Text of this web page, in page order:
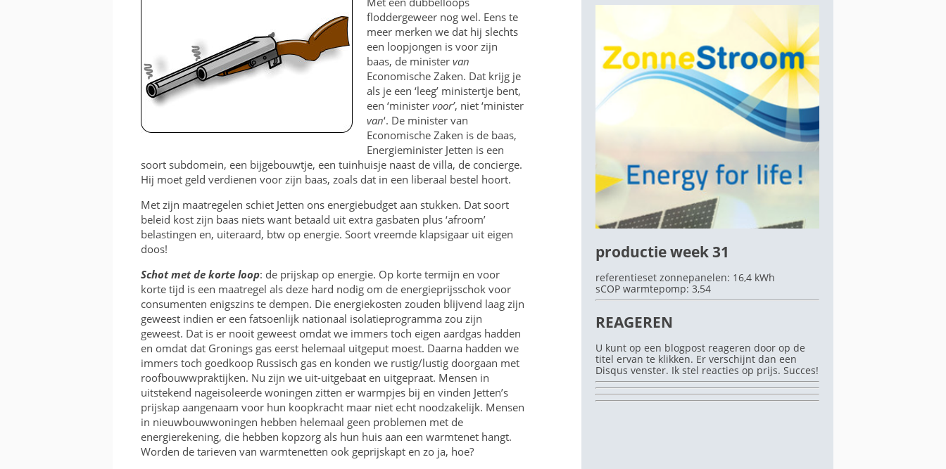
FRAME OF BAK
RICHTING EN INVALSHOEK
VERGUNNING
floddergeweer nog wel. Eens te
meer merken we dat hij slechts
een loopjongen is voor zijn
baas, de minister van
Economische Zaken. Dat krijg je
als je een ‘leeg’ ministertje bent,
een ‘minister voor’, niet ‘minister
van‘. De minister van
Economische Zaken is de baas,
Energieminister Jetten is een
soort subdomein, een bijgebouwtje, een tuinhuisje naast de villa, de concierge.
Hij moet geld verdienen voor zijn baas, zoals dat in een liberaal bestel hoort.
Met zijn maatregelen schiet Jetten ons energiebudget aan stukken. Dat soort
beleid kost zijn baas niets want betaald uit extra gasbaten plus ‘afroom’
belastingen en, uiteraard, btw op energie. Soort vreemde klapsigaar uit eigen
doos!
Schot met de korte loop: de prijskap op energie. Op korte termijn en voor
korte tijd is een maatregel als deze hard nodig om de energieprijsschok voor
consumenten enigszins te dempen. Die energiekosten zouden blijvend laag zijn
geweest indien er een fatsoenlijk nationaal isolatieprogramma zou zijn
geweest. Dat is er nooit geweest omdat we immers toch eigen aardgas hadden
en omdat dat Gronings gas eerst helemaal uitgeput moest. Daarna hadden we
immers toch goedkoop Russisch gas en konden we rustig/lustig doorgaan met
roofbouwwpraktijken. Nu zijn we uit-uitgebaat en uitgepraat. Mensen in
uitstekend nageisoleerde woningen zitten er warmpjes bij en vinden Jetten’s
prijskap aangenaam voor hun koopkracht maar niet echt noodzakelijk. Mensen
in nieuwbouwwoningen hebben helemaal geen problemen met de
energierekening, die hebben kopzorg als hun huis aan een warmtenet hangt.
Worden de tarieven van warmtenetten ook geprijskapt en zo ja, hoe?
productie week 31
referentieset zonnepanelen: 16,4 kWh
sCOP warmtepomp: 3,54
REAGEREN
U kunt op een blogpost reageren door op de
titel ervan te klikken. Er verschijnt dan een
Disqus venster. Ik stel reacties op prijs. Succes!